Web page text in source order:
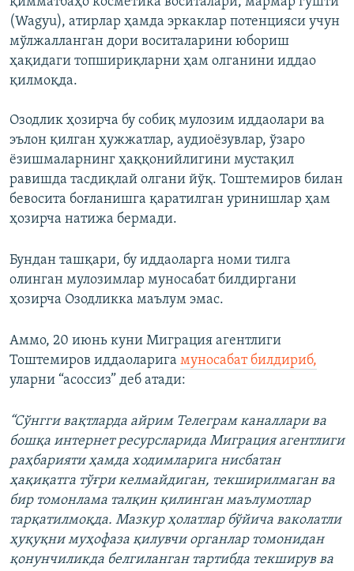
(Wagyu), атирлар ҳамда эркаклар потенцияси учун
мўлжалланган дори воситаларини юбориш
ҳақидаги топшириқларни ҳам олганини иддао
қилмоқда.
Озодлик ҳозирча бу собиқ мулозим иддаолари ва
эълон қилган ҳужжатлар, аудиоёзувлар, ўзаро
ёзишмаларнинг ҳаққонийлигини мустақил
равишда тасдиқлай олгани йўқ. Тоштемиров билан
бевосита боғланишга қаратилган уринишлар ҳам
ҳозирча натижа бермади.
Бундан ташқари, бу иддаоларга номи тилга
олинган мулозимлар муносабат билдиргани
ҳозирча Озодликка маълум эмас.
Аммо, 20 июнь куни Миграция агентлиги
Тоштемиров иддаоларига муносабат билдириб,
уларни “асоссиз” деб атади:
“Сўнгги вақтларда айрим Телеграм каналлари ва
бошқа интернет ресурсларида Миграция агентлиги
раҳбарияти ҳамда ходимларига нисбатан
ҳақиқатга тўғри келмайдиган, текширилмаган ва
бир томонлама талқин қилинган маълумотлар
тарқатилмоқда. Мазкур ҳолатлар бўйича ваколатли
ҳуқуқни муҳофаза қилувчи органлар томонидан
қонунчиликда белгиланган тартибда текширув ва